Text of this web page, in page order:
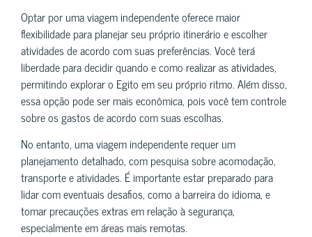
Optar por uma viagem independente oferece maior
flexibilidade para planejar seu próprio itinerário e escolher
atividades de acordo com suas preferências. Você terá
liberdade para decidir quando e como realizar as atividades,
permitindo explorar o Egito em seu próprio ritmo. Além disso,
essa opção pode ser mais econômica, pois você tem controle
sobre os gastos de acordo com suas escolhas.
No entanto, uma viagem independente requer um
planejamento detalhado, com pesquisa sobre acomodação,
transporte e atividades. É importante estar preparado para
lidar com eventuais desafios, como a barreira do idioma, e
tomar precauções extras em relação à segurança,
especialmente em áreas mais remotas.